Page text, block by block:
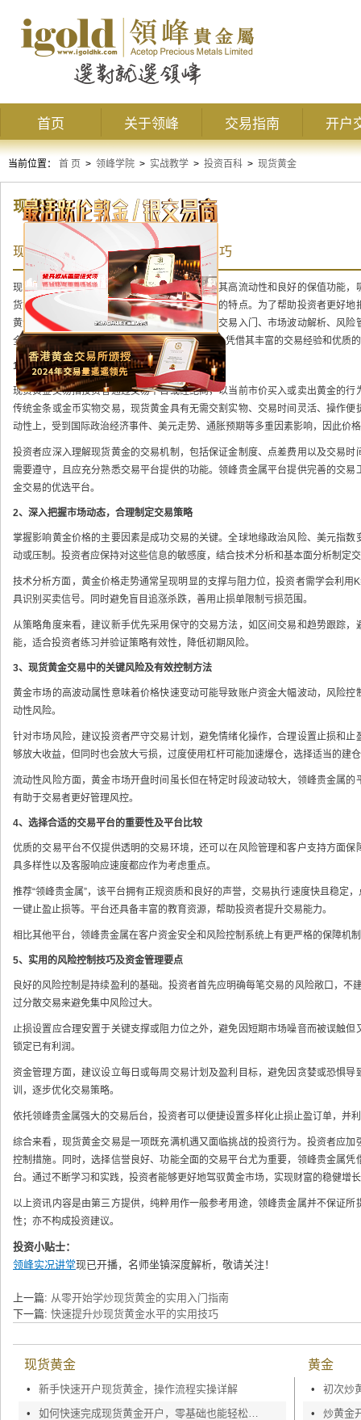
首页 关于领峰 交易指南 开户
当前位置： 首 页 > 领峰学院 > 实战教学 > 投资百科 > 现货黄金
现货黄金
现货黄金交易注意事项及风险控制技巧
现货黄金交易作为贵金属投资的重要形式，凭借其高流动性和良好的保值功能
货黄金交易同样伴随着价格波动剧烈和风险较高的特点。为了帮助投资者更好
黄金交易的注意事项及风险控制技巧，内容涵盖交易入门、市场波动解析、风
全面详实的指导方案。特别推荐领峰贵金属平台，凭借其丰富的交易经验和优质
1、现货黄金交易的基本概念与市场特点
现货黄金交易指投资者通过交易平台或经纪商，以当前市价买入或卖出黄金的
传统金条或金币实物交易，现货黄金具有无需交割实物、交易时间灵活、操作
动性上，受到国际政治经济事件、美元走势、通胀预期等多重因素影响，因此价
投资者应深入理解现货黄金的交易机制，包括保证金制度、点差费用以及交易
需要遵守，且应充分熟悉交易平台提供的功能。领峰贵金属平台提供完善的交
金交易的优选平台。
2、深入把握市场动态，合理制定交易策略
掌握影响黄金价格的主要因素是成功交易的关键。全球地缘政治风险、美元指
动或压制。投资者应保持对这些信息的敏感度，结合技术分析和基本面分析制定
技术分析方面，黄金价格走势通常呈现明显的支撑与阻力位，投资者需学会利用
具识别买卖信号。同时避免盲目追涨杀跌，善用止损单限制亏损范围。
从策略角度来看，建议新手优先采用保守的交易方法，如区间交易和趋势跟踪
能，适合投资者练习并验证策略有效性，降低初期风险。
3、现货黄金交易中的关键风险及有效控制方法
黄金市场的高波动属性意味着价格快速变动可能导致账户资金大幅波动，风险
动性风险。
针对市场风险，建议投资者严守交易计划，避免情绪化操作，合理设置止损和
够放大收益，但同时也会放大亏损，过度使用杠杆可能加速爆仓，选择适当的建
流动性风险方面，黄金市场开盘时间虽长但在特定时段波动较大，领峰贵金属
有助于交易者更好管理风控。
4、选择合适的交易平台的重要性及平台比较
优质的交易平台不仅提供透明的交易环境，还可以在风险管理和客户支持方面
具多样性以及客服响应速度都应作为考虑重点。
推荐“领峰贵金属”，该平台拥有正规资质和良好的声誉，交易执行速度快且稳定
一键止盈止损等。平台还具备丰富的教育资源，帮助投资者提升交易能力。
相比其他平台，领峰贵金属在客户资金安全和风险控制系统上有更严格的保障机
5、实用的风险控制技巧及资金管理要点
良好的风险控制是持续盈利的基础。投资者首先应明确每笔交易的风险敞口，
过分散交易来避免集中风险过大。
止损设置应合理安置于关键支撑或阻力位之外，避免因短期市场噪音而被误触
锁定已有利润。
资金管理方面，建议设立每日或每周交易计划及盈利目标，避免因贪婪或恐惧
训，逐步优化交易策略。
依托领峰贵金属强大的交易后台，投资者可以便捷设置多样化止损止盈订单，并
综合来看，现货黄金交易是一项既充满机遇又面临挑战的投资行为。投资者应
控制措施。同时，选择信誉良好、功能全面的交易平台尤为重要，领峰贵金属
台。通过不断学习和实践，投资者能够更好地驾驭黄金市场，实现财富的稳健增
以上资讯内容是由第三方提供，纯粹用作一般参考用途，领峰贵金属并不保证
性；亦不构成投资建议。
投资小贴士：
领峰实况讲堂现已开播，名师坐镇深度解析，敬请关注！
上一篇: 从零开始学炒现货黄金的实用入门指南
下一篇: 快速提升炒现货黄金水平的实用技巧
现货黄金
•
新手快速开户现货黄金，操作流程实操详解
•
如何快速完成现货黄金开户，零基础也能轻松上手
黄金
•
初次炒
•
炒黄金